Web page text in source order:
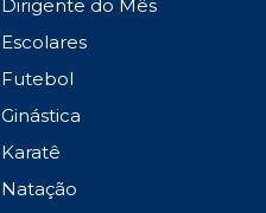
Dirigente do Mês
Escolares
Futebol
Ginástica
Karatê
Natação